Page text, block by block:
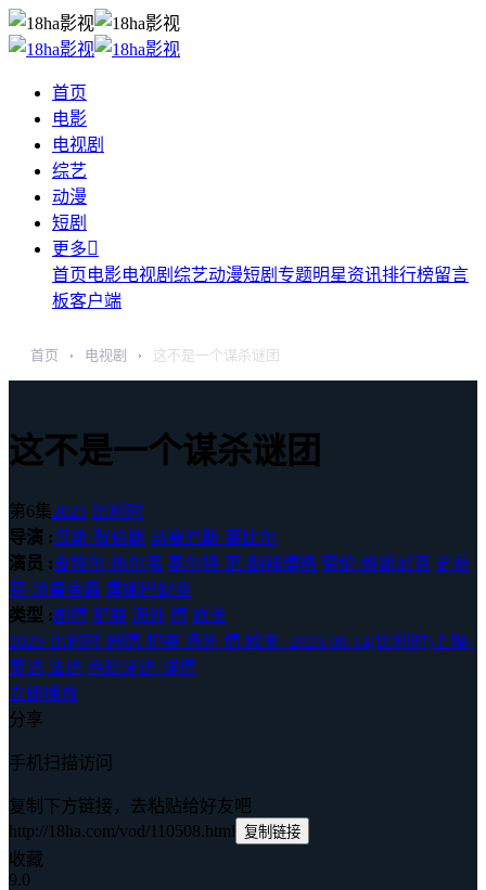
首页
电影
电视剧
综艺
动漫
短剧
更多
首页电影电视剧 综艺动漫短剧 专题明星资讯排行榜留言
板客户端
首页 › 电视剧 › 这不是一个谋杀谜团
这不是一个谋杀谜团
第6集2025 比利时
导演 :汉斯·贺伯斯 马赛厄斯·莱比尔
演员 :皮埃尔·热尔韦 基尔特·范·朗拜博格 劳伦·维斯尼克 史蒂
芬·汤普金森 唐娜巴妮亚
类型 :剧情 犯罪 海外 情 欧美
2025· 比利时·剧情 犯罪 海外 情 欧美 ·2025-08-14(比利时)上映·
英语,法语,西班牙语·详情
立即播放
分享
手机扫描访问
复制下方链接，去粘贴给好友吧
http://18ha.com/vod/110508.html 复制链接
收藏
9.0